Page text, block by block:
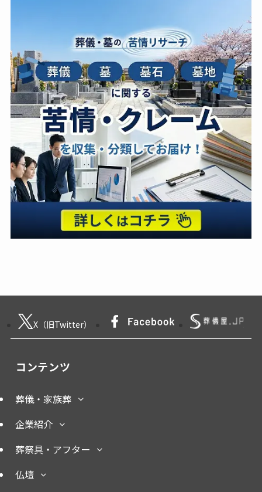
X（旧Twitter）
コンテンツ
葬儀・家族葬
企業紹介
葬祭具・アフター
仏壇